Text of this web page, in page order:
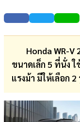
Honda WR-V
ขนาดเล็ก 5 ที่นั่ง
แรงม้า มีให้เลือก
ตรวจ
หวย
บอล
สด
เงิน